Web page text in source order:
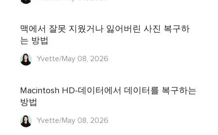
맥에서 잘못 지웠거나 잃어버린 사진 복구하
는 방법
Yvette/May 08, 2026
Macintosh HD-데이터에서 데이터를 복구하는
방법
Yvette/May 08, 2026